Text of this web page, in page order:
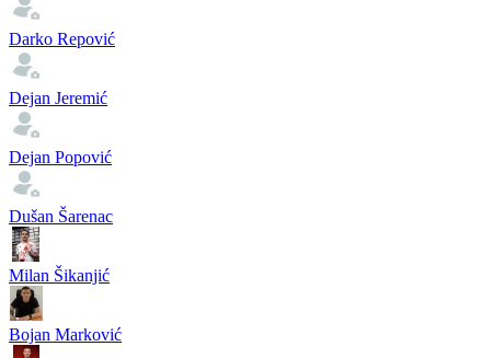
Darko Repović
Dejan Jeremić
Dejan Popović
Dušan Šarenac
Milan Šikanjić
Bojan Marković